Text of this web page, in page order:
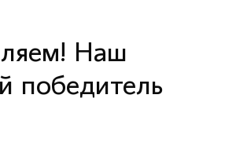
Наш
победитель